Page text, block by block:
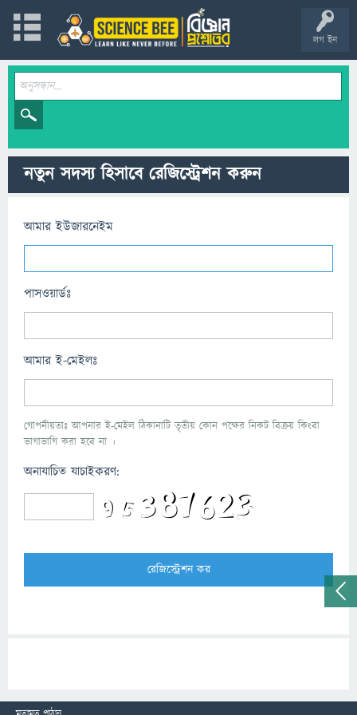
লগ ইন
নতুন সদস্য হিসাবে রেজিস্ট্রেশন করুন
আমার ইউজারনেইম
পাসওয়ার্ডঃ
আমার ই-মেইলঃ
গোপনীয়তাঃ আপনার ই-মেইল ঠিকানাটি তৃতীয় কোন পক্ষের নিকট বিক্রয় কিংবা
ভাগাভাগি করা হবে না ।
অনাযাচিত যাচাইকরণ: